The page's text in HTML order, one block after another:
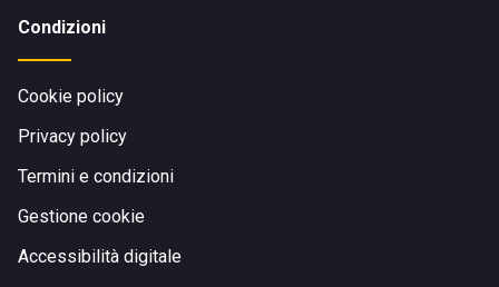
Condizioni
Cookie policy
Privacy policy
Termini e condizioni
Gestione cookie
Accessibilità digitale